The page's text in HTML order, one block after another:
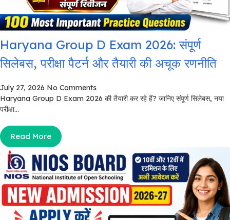
Haryana Group D Exam 2026: संपूर्ण
सिलेबस, परीक्षा पैटर्न और तैयारी की अचूक रणनीति
July 27, 2026 No Comments
Haryana Group D Exam 2026 की तैयारी कर रहे हैं? जानिए संपूर्ण सिलेबस, नया
परीक्षा...
Read More